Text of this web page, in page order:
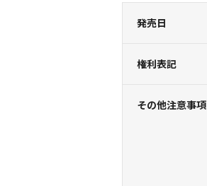
発売日
権利表記
その他注意事項